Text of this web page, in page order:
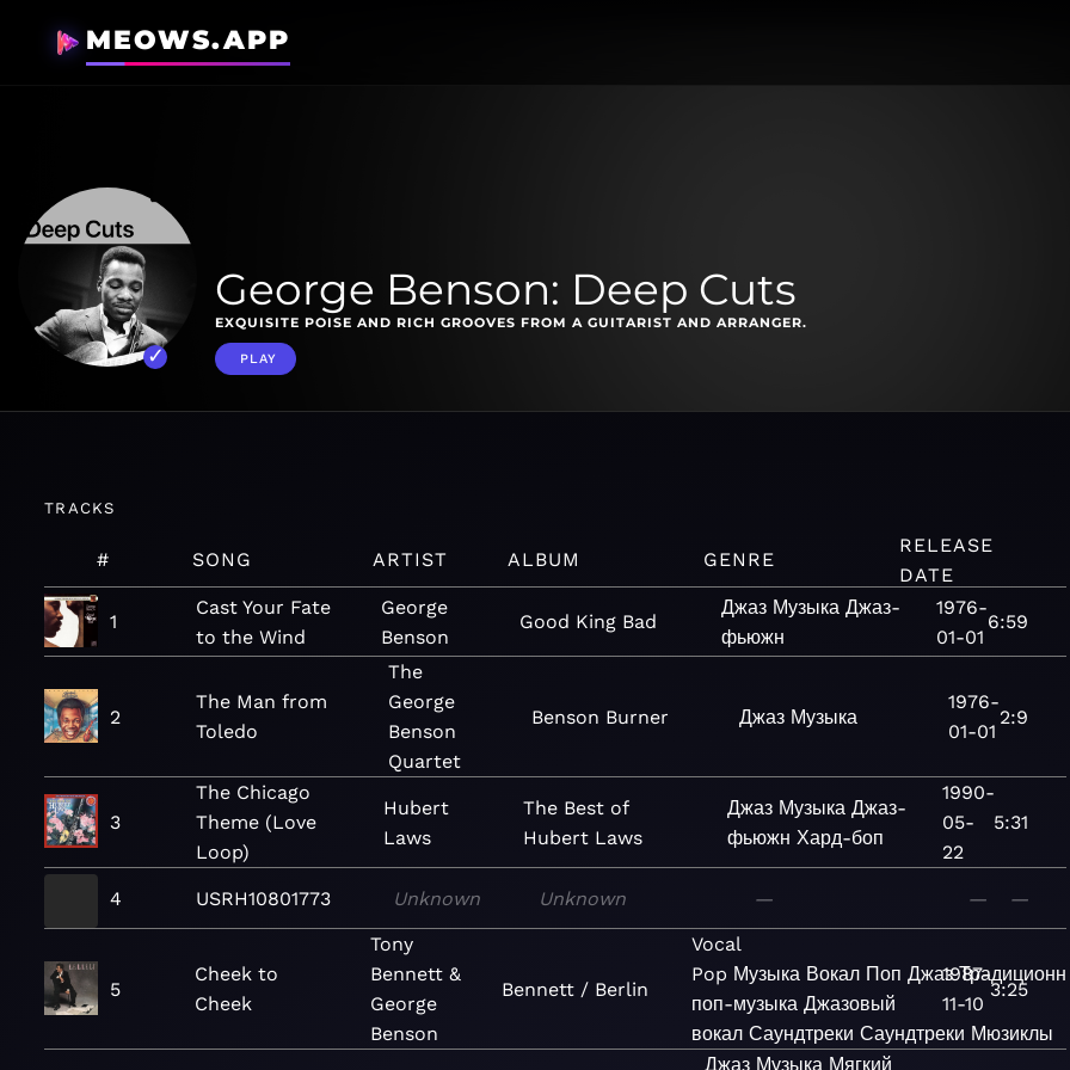
MEOWS.APP
George Benson: Deep Cuts
EXQUISITE POISE AND RICH GROOVES FROM A GUITARIST AND ARRANGER.
PLAY
TRACKS
# SONG ARTIST ALBUM GENRE
RELEASE
DATE
1
Cast Your Fate
to the Wind
George
Benson
Good King Bad
Джаз Музыка Джаз-
фьюжн
1976-
01-01
6:59
2
The Man from
Toledo
The
George
Benson
Quartet
Benson Burner Джаз Музыка
1976-
01-01
2:9
3
The Chicago
Theme (Love
Loop)
Hubert
Laws
The Best of
Hubert Laws
Джаз Музыка Джаз-
фьюжн Хард-боп
1990-
05-
22
5:31
4 USRH10801773 Unknown Unknown — — —
5
Cheek to
Cheek
Tony
Bennett &
George
Benson
Bennett / Berlin
Vocal
Pop Музыка Вокал Поп Джаз
поп-музыка Джазовый
вокал Саундтреки Саундтреки Мюзиклы
1987-
11-10
3:25
Джаз Музыка Мягкий